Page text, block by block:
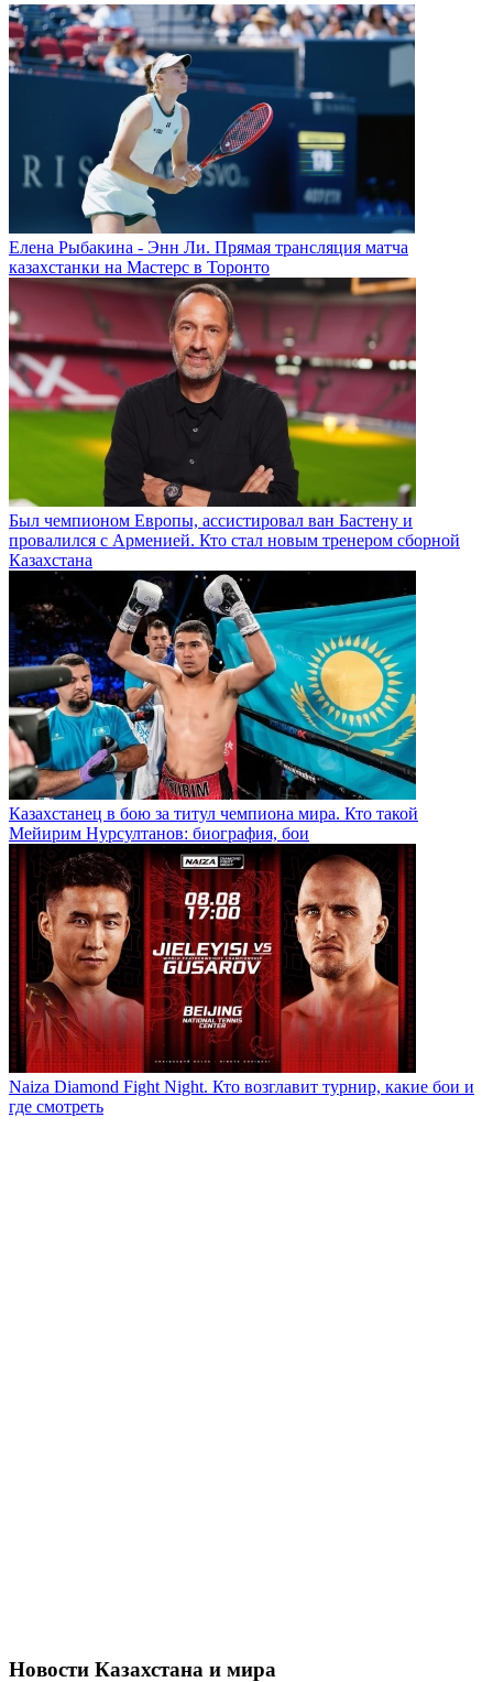
Елена Рыбакина - Энн Ли. Прямая трансляция матча
казахстанки на Мастерс в Торонто
Был чемпионом Европы, ассистировал ван Бастену и
провалился с Арменией. Кто стал новым тренером сборной
Казахстана
Казахстанец в бою за титул чемпиона мира. Кто такой
Мейирим Нурсултанов: биография, бои
Naiza Diamond Fight Night. Кто возглавит турнир, какие бои и
где смотреть
Новости Казахстана и мира